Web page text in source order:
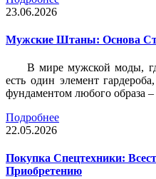
23.06.2026
Мужские Штаны: Основа
В мире мужской моды,
есть один элемент
фундаментом любого образа
Подробнее
22.05.2026
Покупка Спецтехники:
Приобретению